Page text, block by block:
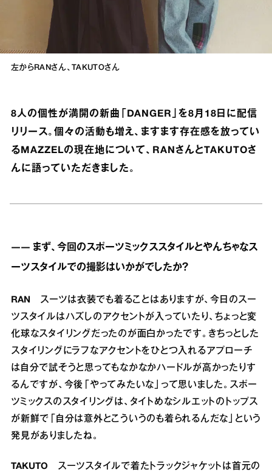
左からRANさん、TAKUTOさん
8人の個性が満開の新曲「DANGER」を8月18日に配信
リリース。個々の活動も増え、ますます存在感を放ってい
るMAZZELの現在地について、RANさんとTAKUTOさ
んに語っていただきました。
―― まず、今回のスポーツミックススタイルとやんちゃなス
ーツスタイルでの撮影はいかがでしたか？
RAN
スーツは衣装でも着ることはありますが、今日のスー
ツスタイルはハズしのアクセントが入っていたり、ちょっと変
化球なスタイリングだったのが面白かったです。きちっとした
スタイリングにラフなアクセントをひとつ入れるアプローチ
は自分で試そうと思ってもなかなかハードルが高かったりす
るんですが、今後「やってみたいな」って思いました。スポー
ツミックスのスタイリングは、タイトめなシルエットのトップス
が新鮮で「自分は意外とこういうのも着られるんだな」という
発見がありましたね。
TAKUTO スーツスタイルで着たトラックジャケットは首元の